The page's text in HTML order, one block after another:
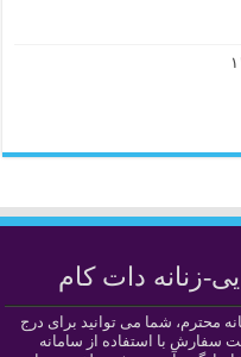
زنانه دات کام
محترم، شما می توانید برای درج
سفارش با استفاده از سامانه